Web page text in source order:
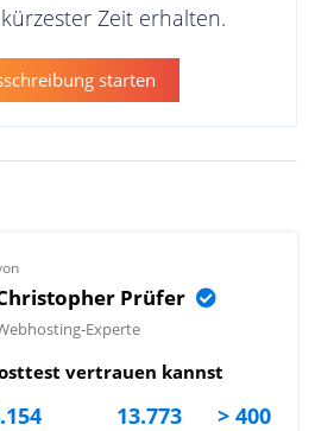
Zeit erhalten.
starten
Prüfer
Experte
vertrauen kannst
13.773 > 400